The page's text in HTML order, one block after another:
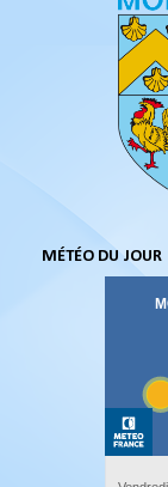
MÉTÉO DU JOUR